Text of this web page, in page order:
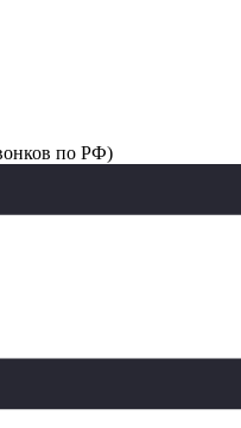
по РФ)